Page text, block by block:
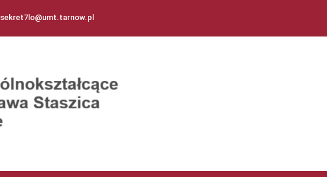
sekret7lo@umt.tarnow.pl